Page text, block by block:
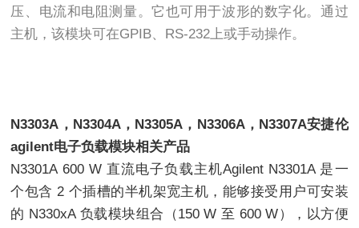
压、电流和电阻测量。它也可用于波形的数字化。通过
主机，该模块可在GPIB、RS-232上或手动操作。
N3303A，N3304A，N3305A，N3306A，N3307A安捷伦
agilent电子负载模块相关产品
N3301A 600 W 直流电子负载主机Agilent N3301A 是一
个包含 2 个插槽的半机架宽主机，能够接受用户可安装
的 N330xA 负载模块组合（150 W 至 600 W），以方便